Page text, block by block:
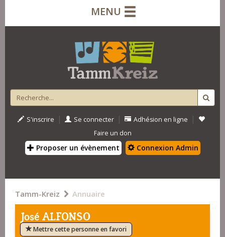
MENU
S'inscrire | Se connecter | Adhésion en ligne |
Faire un don
Proposer un évènement Connexion Admin
Tamm-Kreiz Annuaire
José ALFONSO
Mettre cette personne en favori